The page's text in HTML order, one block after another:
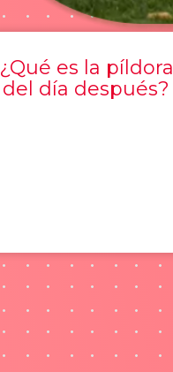
¿Qué es la píldora
del día después?